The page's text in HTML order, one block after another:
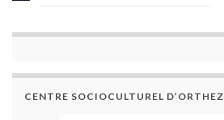
CENTRE SOCIOCULTUREL D’ORTHEZ